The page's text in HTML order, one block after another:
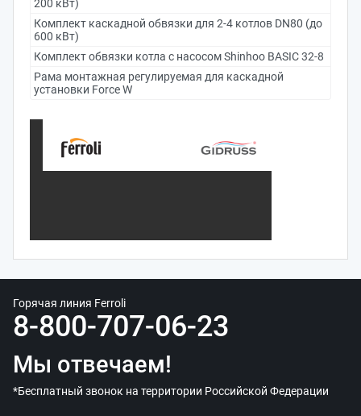
200 кВт)
Комплект каскадной обвязки для 2-4 котлов DN80 (до
600 кВт)
Комплект обвязки котла с насосом Shinhoo BASIC 32-8
Рама монтажная регулируемая для каскадной
установки Force W
Горячая линия Ferroli
8-800-707-06-23
Мы отвечаем!
*Бесплатный звонок на территории Российской Федерации